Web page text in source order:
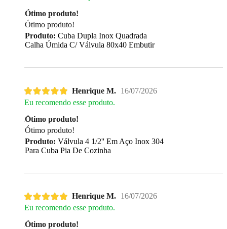
Ótimo produto!
Ótimo produto!
Produto: Cuba Dupla Inox Quadrada
Calha Úmida C/ Válvula 80x40 Embutir
Henrique M. 16/07/2026
Eu recomendo esse produto.
Ótimo produto!
Ótimo produto!
Produto: Válvula 4 1/2'' Em Aço Inox 304
Para Cuba Pia De Cozinha
Henrique M. 16/07/2026
Eu recomendo esse produto.
Ótimo produto!